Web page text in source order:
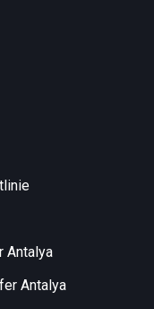
Antalya
Antalya